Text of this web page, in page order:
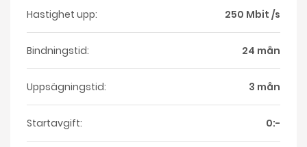
Hastighet upp: 250 Mbit /s
Bindningstid: 24 mån
Uppsägningstid: 3 mån
Startavgift: 0:-